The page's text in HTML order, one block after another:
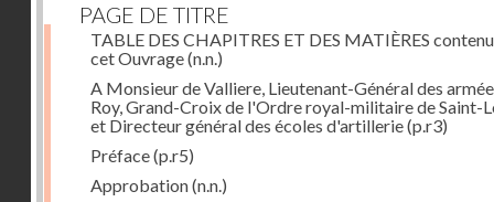
PAGE DE TITRE
TABLE DES CHAPITRES ET DES MATIÈRES
cet Ouvrage(n.n.)
A Monsieur de Valliere, Lieutenant-Général des
Roy, Grand-Croix de l'Ordre royal-militaire de Saint-
et Directeur général des écoles d'artillerie(p.r3)
Préface(p.r5)
Approbation(n.n.)